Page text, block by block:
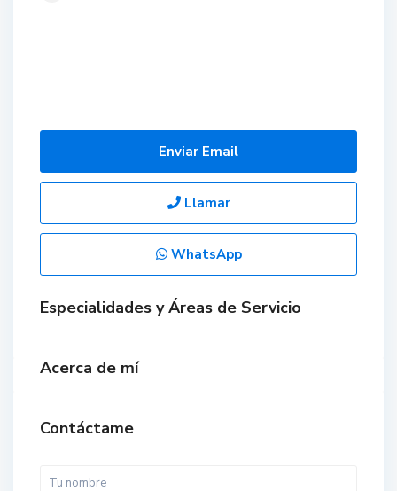
Enviar Email
Llamar
WhatsApp
Especialidades y Áreas de Servicio
Acerca de mí
Contáctame